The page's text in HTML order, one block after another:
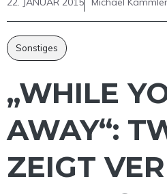
Sonstiges
„WHILE
AWAY“:
ZEIGT